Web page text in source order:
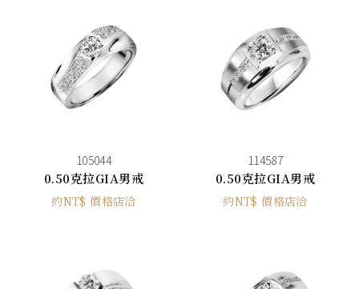
105044
0.50克拉GIA男戒
約NT$ 價格店洽
114587
0.50克拉GIA男戒
約NT$ 價格店洽